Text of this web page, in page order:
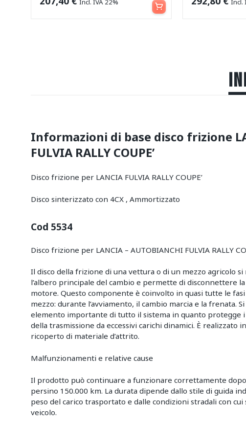
Incl. IVA 22% Incl.
Informazioni di base disco frizione
FULVIA RALLY COUPE’
Disco frizione per LANCIA FULVIA RALLY COUPE’
Disco sinterizzato con 4CX , Ammortizzato
Cod 5534
Disco frizione per LANCIA – AUTOBIANCHI FULVIA RALLY
Il disco della frizione di una vettura o di un mezzo agricolo si
l’albero principale del cambio e permette di disconnettere
motore. Questo componente è coinvolto in quasi tutte le
mezzo: durante l’avviamento, il cambio marcia e la frenata.
elemento importante di tutto il sistema in quanto protegge
della trasmissione da eccessivi carichi dinamici. È realizzato
ricoperto di materiale d’attrito.
Malfunzionamenti e relative cause
Il prodotto può continuare a funzionare correttamente
persino 150.000 km. La durata dipende dallo stile di guida
peso del carico trasportato e dalle condizioni stradali con cui
veicolo.